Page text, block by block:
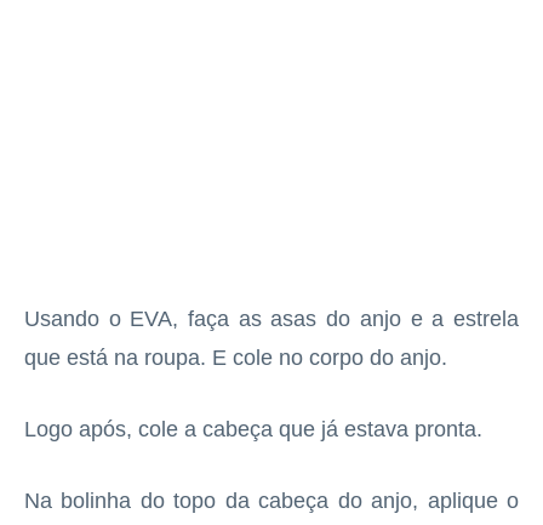
Usando o EVA, faça as asas do anjo e a estrela
que está na roupa. E cole no corpo do anjo.
Logo após, cole a cabeça que já estava pronta.
Na bolinha do topo da cabeça do anjo, aplique o